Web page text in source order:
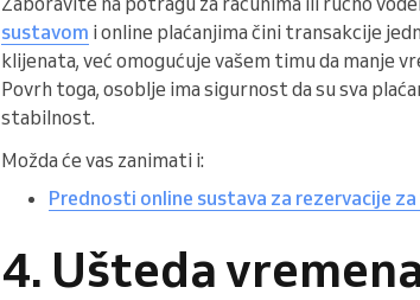
sustavom i online plaćanjima čini transakcije
klijenata, već omogućuje vašem timu da manje
Povrh toga, osoblje ima sigurnost da su sva
stabilnost.
Možda će vas zanimati i:
Prednosti online sustava za rezervacije
4. Ušteda